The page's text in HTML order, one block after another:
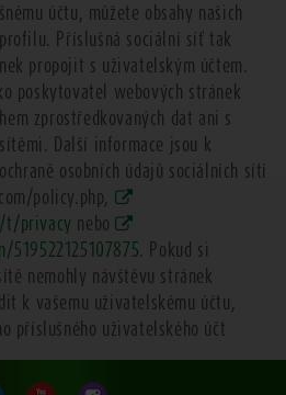
účtu, můžete obsahy našich
Příslušná sociální síť tak
propojit s uživatelským účtem.
poskytovatel webových stránek
zprostředkovaných dat ani s
Další informace jsou k
osobních údajů sociálních sítí
policy.php,
t/privacy nebo
. Pokud si
nemohly návštěvu stránek
k vašemu uživatelskému účtu,
příslušného uživatelského účt